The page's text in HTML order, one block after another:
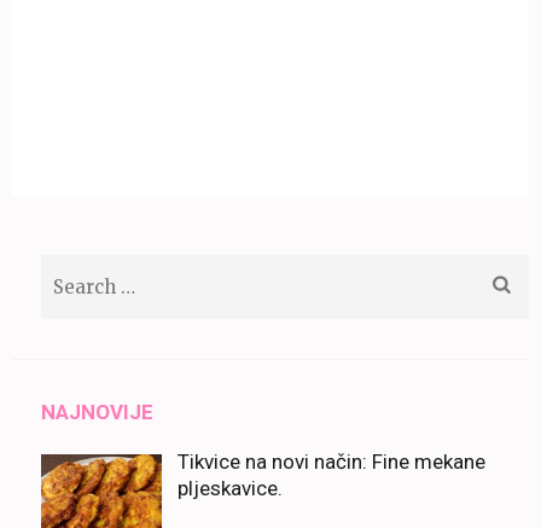
NAJNOVIJE
Tikvice na novi način: Fine mekane
pljeskavice.